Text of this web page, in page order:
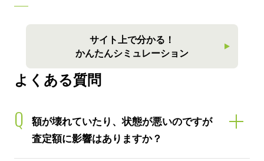
サイト上で分かる！
かんたんシミュレーション
よくある質問
Q
額が壊れていたり、状態が悪いのですが
査定額に影響はありますか？